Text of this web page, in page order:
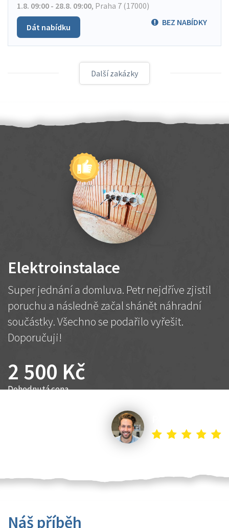
1.8. 09:00 - 28.8. 09:00, Praha 7 (17000)
BEZ NABÍDKY
Dát nabídku
Další zakázky
Elektroinstalace
Super jednání a domluva. Petr nejdříve zjistil
poruchu a následně začal shánět náhradní
součástky. Všechno se podařilo vyřešit.
Doporučuji!
2 500 Kč
Dohodnutá cena
Náš příběh